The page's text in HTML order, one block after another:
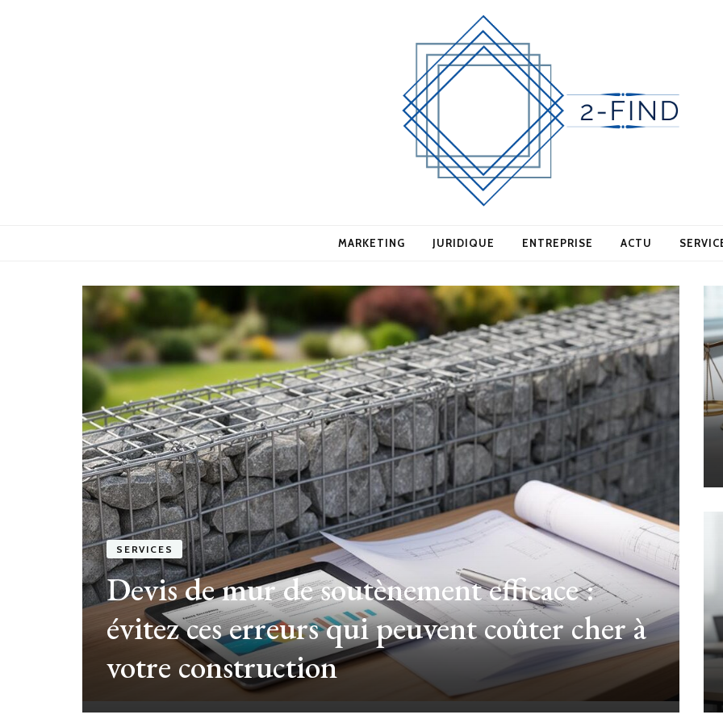
MARKETING JURIDIQUE ENTREPRISE ACTU
SERVICES
Devis de mur de soutènement efficace :
évitez ces erreurs qui peuvent coûter cher à
votre construction